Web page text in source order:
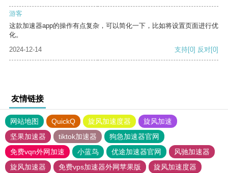
游客
这款加速器app的操作有点复杂，可以简化一下，比如将设置页面进行优
化。
2024-12-14
支持[0] 反对[0]
友情链接
网站地图 QuickQ 旋风加速度器
旋风加速
坚果加速器
tiktok加速器
狗急加速器官网
免费vqn外网加速
小蓝鸟 优途加速器官网
风驰加速器
旋风加速器
免费vps加速器外网苹果版
旋风加速度器